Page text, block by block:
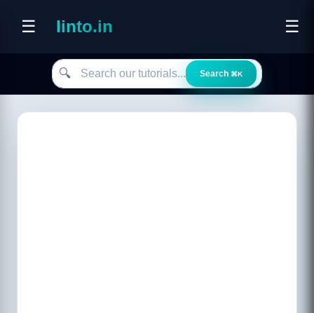
☰ linto.in ☰
Search our tutorials
🔍 Search ⌘K